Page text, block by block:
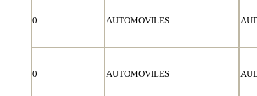
0 AUTOMOVILES
0 AUTOMOVILES